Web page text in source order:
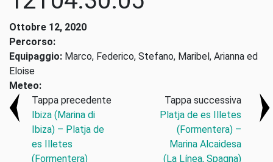
Ottobre 12, 2020
Percorso:
Equipaggio: Marco, Federico, Stefano, Maribel, Arianna ed
Eloise
Meteo:
Tappa precedente
Ibiza (Marina di
Ibiza) – Platja de
es Illetes
(Formentera)
Tappa successiva
Platja de es Illetes
(Formentera) –
Marina Alcaidesa
(La Línea, Spagna)